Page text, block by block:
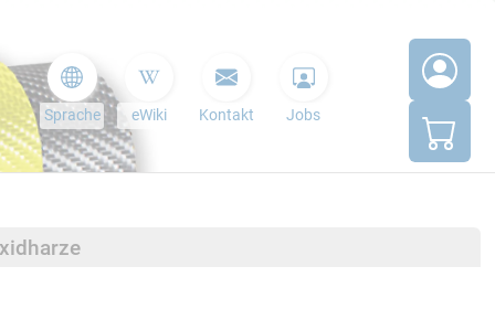
Sprache eWiki Kontakt Jobs